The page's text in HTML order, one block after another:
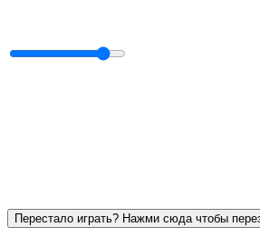
Перестало играть? Нажми сюда чтобы